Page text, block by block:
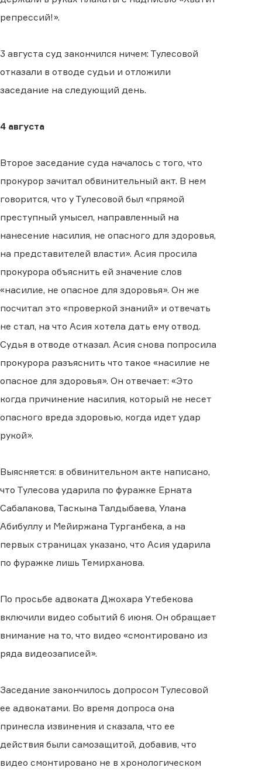
репрессий!».
3 августа суд закончился ничем: Тулесовой
отказали в отводе судьи и отложили
заседание на следующий день.
4 августа
Второе заседание суда началось с того, что
прокурор зачитал обвинительный акт. В нем
говорится, что у Тулесовой был «прямой
преступный умысел, направленный на
нанесение насилия, не опасного для здоровья,
на представителей власти». Асия просила
прокурора объяснить ей значение слов
«насилие, не опасное для здоровья». Он же
посчитал это «проверкой знаний» и отвечать
не стал, на что Асия хотела дать ему отвод.
Судья в отводе отказал. Асия снова попросила
прокурора разъяснить что такое «насилие не
опасное для здоровья». Он отвечает: «Это
когда причинение насилия, который не несет
опасного вреда здоровью, когда идет удар
рукой».
Выясняется: в обвинительном акте написано,
что Тулесова ударила по фуражке Ерната
Сабалакова, Таскына Талдыбаева, Улана
Абибуллу и Мейиржана Турганбека, а на
первых страницах указано, что Асия ударила
по фуражке лишь Темирханова.
По просьбе адвоката Джохара Утебекова
включили видео событий 6 июня. Он обращает
внимание на то, что видео «смонтировано из
ряда видеозаписей».
Заседание закончилось допросом Тулесовой
ее адвокатами. Во время допроса она
принесла извинения и сказала, что ее
действия были самозащитой, добавив, что
видео смонтировано не в хронологическом